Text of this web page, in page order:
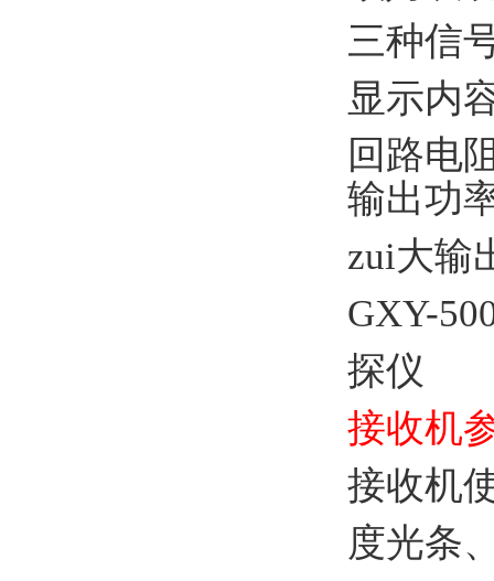
三种信
显示内
回路电
输出功
zui大输
GXY-
探仪
接收机
接收机
度光条